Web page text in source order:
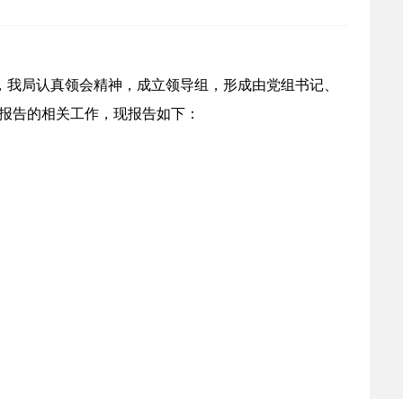
局认真领会精神，成立领导组，形成由党组书记、
告的相关工作，现报告如下：